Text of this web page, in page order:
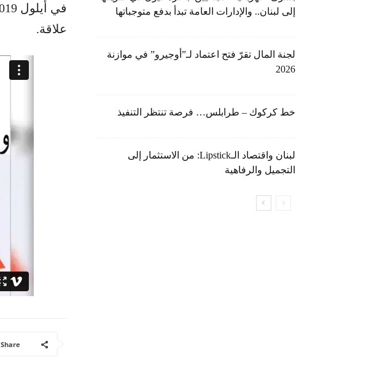
علاقة.
Share
إلى لبنان.. والإدارات العامة تبدأ بدفع متوجباتها
لجنة المال تقرّ فتح اعتماد لـ”أوجيرو” في موازنة
2026
خط كركوك – طرابلس… فرصة تنتظر التنفيذ
لبنان واقتصاد الـLipstick: من الاستثمار إلى
التجميل والرفاهية